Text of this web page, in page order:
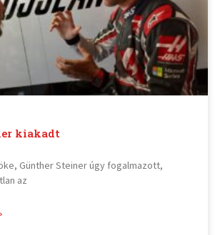
kiakadt
Günther Steiner úgy fogalmazott,
az